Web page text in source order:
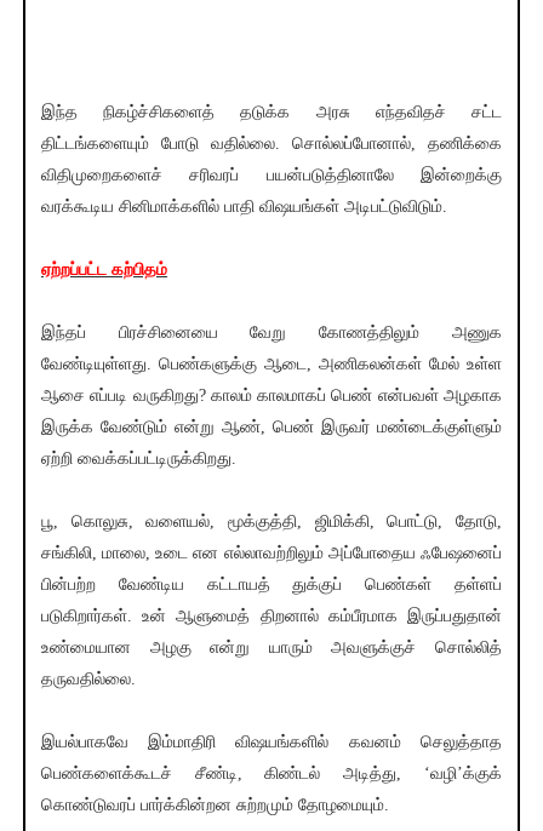
இந்த நிகழ்ச்சிகளைத் தடுக்க அரசு எந்தவிதச் சட்ட
திட்டங்களையும் போடு வதில்லை. சொல்லப்போனால், தணிக்கை
விதிமுறைகளைச் சரிவரப் பயன்படுத்தினாலே இன்றைக்கு
வரக்கூடிய சினிமாக்களில் பாதி விஷயங்கள் அடிபட்டுவிடும்.
ஏற்றப்பட்ட கற்பிதம்
இந்தப் பிரச்சினையை வேறு கோணத்திலும் அணுக
வேண்டியுள்ளது. பெண்களுக்கு ஆடை, அணிகலன்கள் மேல் உள்ள
ஆசை எப்படி வருகிறது? காலம் காலமாகப் பெண் என்பவள் அழகாக
இருக்க வேண்டும் என்று ஆண், பெண் இருவர் மண்டைக்குள்ளும்
ஏற்றி வைக்கப்பட்டிருக்கிறது.
பூ, கொலுசு, வளையல், மூக்குத்தி, ஜிமிக்கி, பொட்டு, தோடு,
சங்கிலி, மாலை, உடை என எல்லாவற்றிலும் அப்போதைய ஃபேஷனைப்
பின்பற்ற வேண்டிய கட்டாயத் துக்குப் பெண்கள் தள்ளப்
படுகிறார்கள். உன் ஆளுமைத் திறனால் கம்பீரமாக இருப்பதுதான்
உண்மையான அழகு என்று யாரும் அவளுக்குச் சொல்லித்
தருவதில்லை.
இயல்பாகவே இம்மாதிரி விஷயங்களில் கவனம் செலுத்தாத
பெண்களைக்கூடச் சீண்டி, கிண்டல் அடித்து, ‘வழி’க்குக்
கொண்டுவரப் பார்க்கின்றன சுற்றமும் தோழமையும்.